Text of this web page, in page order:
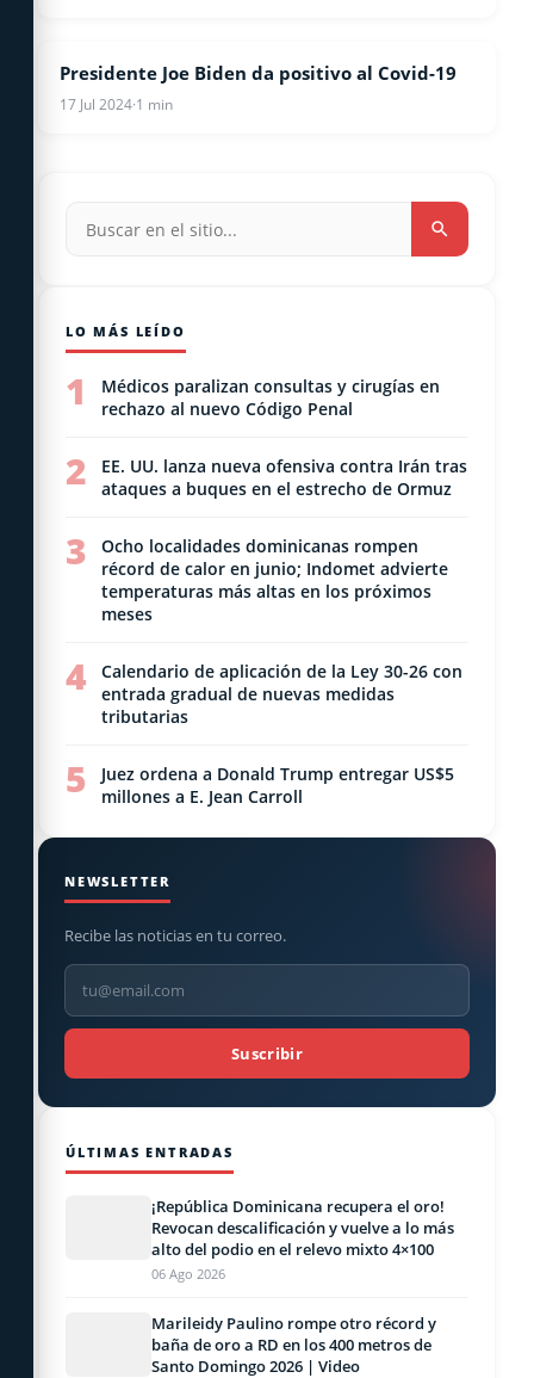
COVID-19
Presidente Joe Biden da positivo al Covid-19
17 Jul 2024·1 min
LO MÁS LEÍDO
1
Médicos paralizan consultas y cirugías en
rechazo al nuevo Código Penal
2
EE. UU. lanza nueva ofensiva contra Irán tras
ataques a buques en el estrecho de Ormuz
3
Ocho localidades dominicanas rompen
récord de calor en junio; Indomet advierte
temperaturas más altas en los próximos
meses
4
Calendario de aplicación de la Ley 30-26 con
entrada gradual de nuevas medidas
tributarias
5
Juez ordena a Donald Trump entregar US$5
millones a E. Jean Carroll
NEWSLETTER
Recibe las noticias en tu correo.
Suscribir
ÚLTIMAS ENTRADAS
¡República Dominicana recupera el oro!
Revocan descalificación y vuelve a lo más
alto del podio en el relevo mixto 4×100
06 Ago 2026
Marileidy Paulino rompe otro récord y
baña de oro a RD en los 400 metros de
Santo Domingo 2026 | Video